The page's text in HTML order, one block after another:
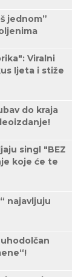
jednom”
Viralni
ljeta i stiže
do kraja
singl "BEZ
koje će te
najavljuju